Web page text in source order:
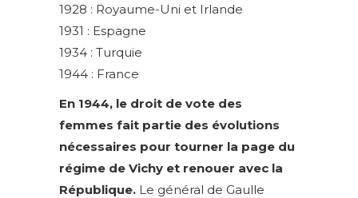
1928 : Royaume-Uni et Irlande
1931 : Espagne
1934 : Turquie
1944 : France
En 1944, le droit de vote des
femmes fait partie des évolutions
nécessaires pour tourner la page du
régime de Vichy et renouer avec la
République. Le général de Gaulle